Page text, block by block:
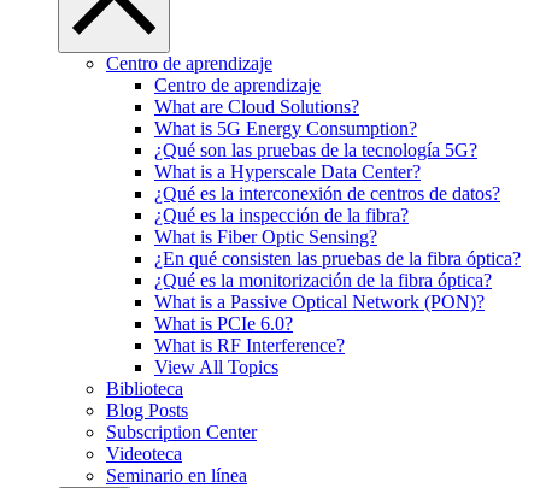
Centro de aprendizaje
Centro de aprendizaje
What are Cloud Solutions?
What is 5G Energy Consumption?
¿Qué son las pruebas de la tecnología 5G?
What is a Hyperscale Data Center?
¿Qué es la interconexión de centros de datos?
¿Qué es la inspección de la fibra?
What is Fiber Optic Sensing?
¿En qué consisten las pruebas de la fibra óptica?
¿Qué es la monitorización de la fibra óptica?
What is a Passive Optical Network (PON)?
What is PCIe 6.0?
What is RF Interference?
View All Topics
Biblioteca
Blog Posts
Subscription Center
Videoteca
Seminario en línea